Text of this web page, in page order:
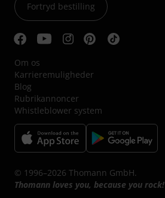
Fortryd bestilling
Om os
Karrieremuligheder
Blog
Rubrikannoncer
Whistleblower system
© 1996–2026 Thomann GmbH.
Thomann loves you, because you rock!